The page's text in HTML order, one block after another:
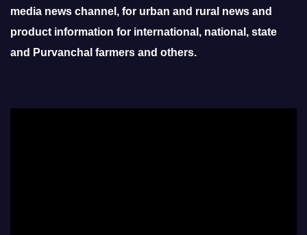
media news channel, for urban and rural news and
product information for international, national, state
and Purvanchal farmers and others.